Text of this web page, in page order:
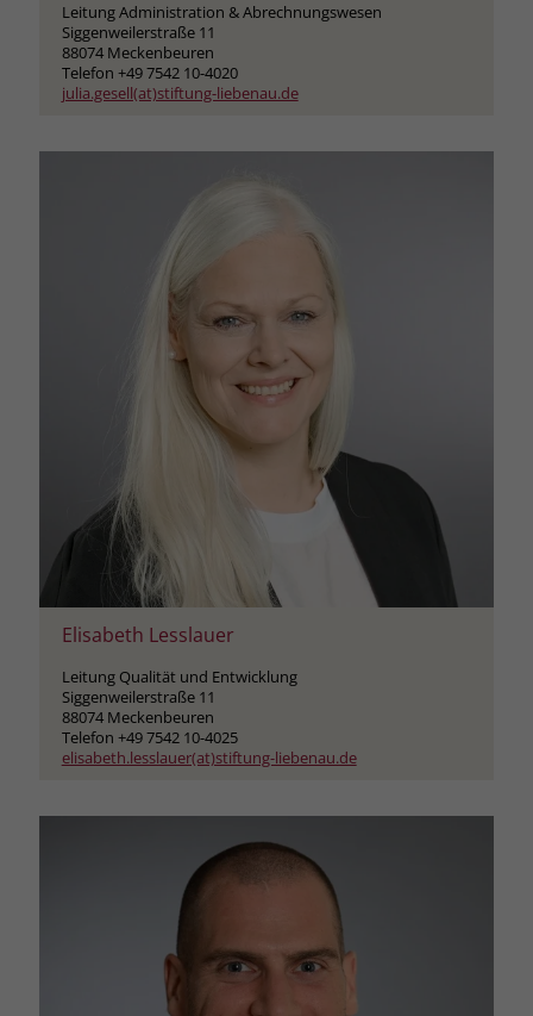
Leitung Administration & Abrechnungswesen
Siggenweilerstraße 11
88074 Meckenbeuren
Telefon +49 7542 10-4020
julia.gesell(at)stiftung-liebenau.de
Elisabeth Lesslauer
Leitung Qualität und Entwicklung
Siggenweilerstraße 11
88074 Meckenbeuren
Telefon +49 7542 10-4025
elisabeth.lesslauer(at)stiftung-liebenau.de